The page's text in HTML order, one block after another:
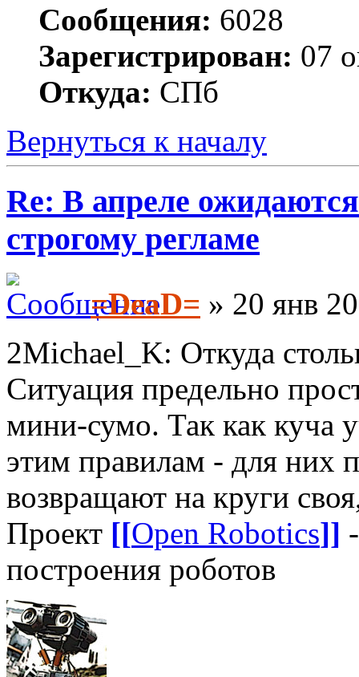
Сообщения: 6028
Зарегистрирован: 07
Откуда: СПб
Вернуться к началу
Re: В апреле
строгому регламе
=DeaD= » 20 янв
2Michael_K: Откуда
Ситуация предельно
мини-сумо. Так как куча
этим правилам - для них
возвращают на круги
Проект [[Open Robotics]]
построения роботов